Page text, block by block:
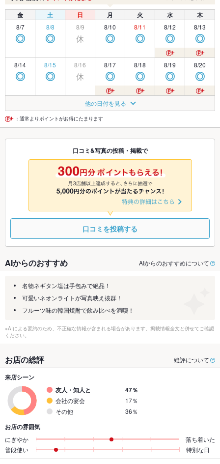
金 土 日 月 火 水 木
8/7
◎
8/8
◎
8/9
休
8/10
◎
8/11
◎
8/12
◎
8/13
◎
8/14
◎
8/15
◎
8/16
休
8/17
◎
8/18
◎
8/19
◎
8/20
◎
◎ ◎
8/23
休
8/24
◎
8/25
◎ ◎ ◎
8/28 8/29 8/30
休
8/31
◎
9/1
◎
9/2 9/3
9/6
休
9/7
◎
9/8
◎
他の日付を見る
：通常よりポイントがお得にたまります
口コミ&写真の投稿・掲載で
口コミを投稿する
AIからのおすすめ AIからのおすすめについて
名物ネギタン塩は手包みで絶品！
可愛いネオンライトが写真映え抜群！
フルーツ味の韓国焼酎で飲み比べを満喫！
※AIによる要約のため、不正確な情報が含まれる場合があります。掲載情報全文と併せてご確認
ください。
お店の総評 総評について
来店シーン
友人・知人と
47％
会社の宴会
17％
その他
36％
お店の雰囲気
にぎやか
落ち着いた
普段使い
特別な日